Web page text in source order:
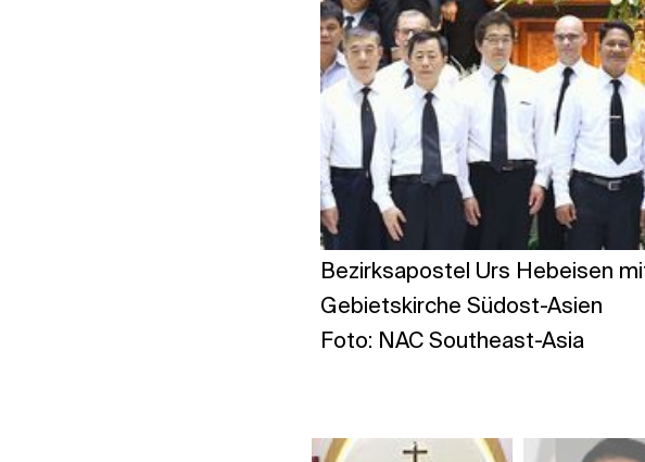
Bezirksapostel Urs Hebeisen
Gebietskirche Südost-Asien
Foto: NAC Southeast-Asia